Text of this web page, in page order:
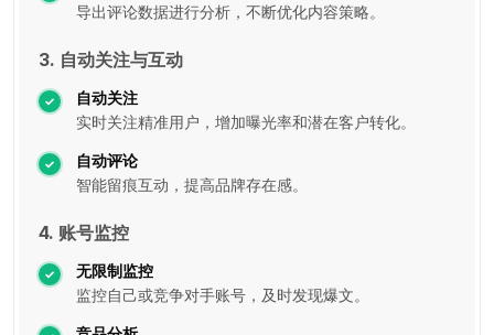
导出评论数据进行分析，不断优化内容策略。
3. 自动关注与互动
自动关注
实时关注精准用户，增加曝光率和潜在客户转化。
自动评论
智能留痕互动，提高品牌存在感。
4. 账号监控
无限制监控
监控自己或竞争对手账号，及时发现爆文。